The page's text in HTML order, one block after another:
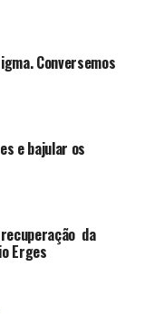
Conversemos
e bajular os
da
Erges